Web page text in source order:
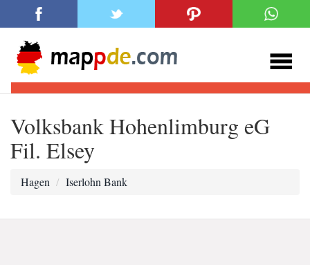
Volksbank Hohenlimburg eG
Fil. Elsey
Hagen Iserlohn Bank